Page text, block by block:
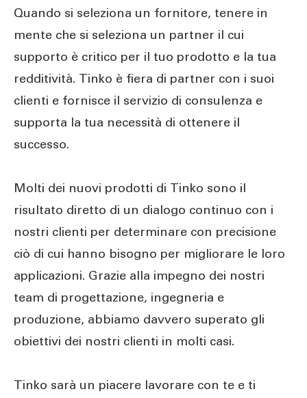
Quando si seleziona un fornitore, tenere in
mente che si seleziona un partner il cui
supporto è critico per il tuo prodotto e la tua
redditività. Tinko è fiera di partner con i suoi
clienti e fornisce il servizio di consulenza e
supporta la tua necessità di ottenere il
successo.
Molti dei nuovi prodotti di Tinko sono il
risultato diretto di un dialogo continuo con i
nostri clienti per determinare con precisione
ciò di cui hanno bisogno per migliorare le loro
applicazioni. Grazie alla impegno dei nostri
team di progettazione, ingegneria e
produzione, abbiamo davvero superato gli
obiettivi dei nostri clienti in molti casi.
Tinko sarà un piacere lavorare con te e ti